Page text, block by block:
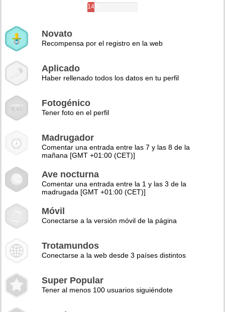
14%
Novato
Recompensa por el registro en la web
Aplicado
Haber rellenado todos los datos en tu perfil
Fotogénico
Tener foto en el perfil
Madrugador
Comentar una entrada entre las 7 y las 8 de la
mañana [GMT +01:00 (CET)]
Ave nocturna
Comentar una entrada entre la 1 y las 3 de la
madrugada [GMT +01:00 (CET)]
Móvil
Conectarse a la versión móvil de la página
Trotamundos
Conectarse a la web desde 3 países distintos
Super Popular
Tener al menos 100 usuarios siguiéndote